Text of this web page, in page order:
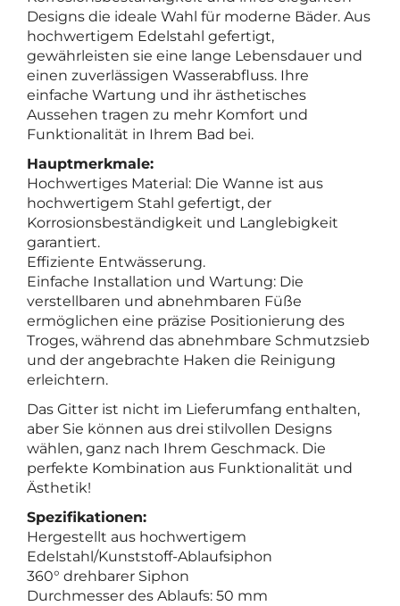
Designs die ideale Wahl für moderne Bäder. Aus
hochwertigem Edelstahl gefertigt,
gewährleisten sie eine lange Lebensdauer und
einen zuverlässigen Wasserabfluss. Ihre
einfache Wartung und ihr ästhetisches
Aussehen tragen zu mehr Komfort und
Funktionalität in Ihrem Bad bei.
Hauptmerkmale:
Hochwertiges Material: Die Wanne ist aus
hochwertigem Stahl gefertigt, der
Korrosionsbeständigkeit und Langlebigkeit
garantiert.
Effiziente Entwässerung.
Einfache Installation und Wartung: Die
verstellbaren und abnehmbaren Füße
ermöglichen eine präzise Positionierung des
Troges, während das abnehmbare Schmutzsieb
und der angebrachte Haken die Reinigung
erleichtern.
Das Gitter ist nicht im Lieferumfang enthalten,
aber Sie können aus drei stilvollen Designs
wählen, ganz nach Ihrem Geschmack. Die
perfekte Kombination aus Funktionalität und
Ästhetik!
Spezifikationen:
Hergestellt aus hochwertigem
Edelstahl/Kunststoff-Ablaufsiphon
360° drehbarer Siphon
Durchmesser des Ablaufs: 50 mm